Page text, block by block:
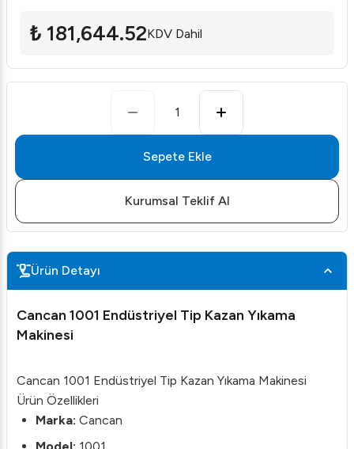
₺ 181,644.52KDV Dahil
1
Sepete Ekle
Kurumsal Teklif Al
Ürün Detayı
Cancan 1001 Endüstriyel Tip Kazan Yıkama
Makinesi
Cancan 1001 Endüstriyel Tip Kazan Yıkama Makinesi
Ürün Özellikleri
Marka: Cancan